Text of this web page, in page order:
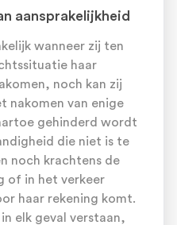
aansprakelijkheid
wanneer zij ten
haar
noch kan zij
nakomen van enige
gehinderd wordt
die niet is te
noch krachtens de
of in het verkeer
haar rekening komt.
elk geval verstaan,